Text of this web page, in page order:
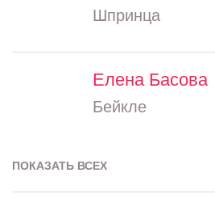
Шпринца
Елена Басова
Бейкле
ПОКАЗАТЬ ВСЕХ